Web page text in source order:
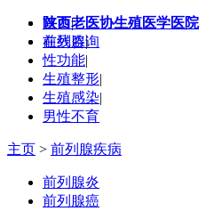
陕西老医协生殖医学医院
在线咨询
首页|
前列腺|
性功能|
生殖整形|
生殖感染|
男性不育
主页 > 前列腺疾病
前列腺炎
前列腺癌